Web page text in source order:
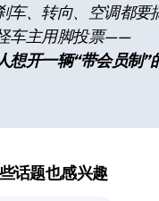
车、转向、空调都要
车主用脚投票——
想开一辆“带会员制”
话题也感兴趣